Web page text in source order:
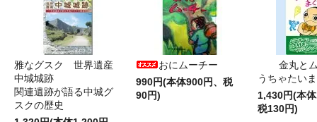
雅なグスク 世界遺産
中城城跡
関連遺跡が語る中城グ
スクの歴史
おにムーチー
990円(本体900円、税
90円)
金丸と
うちゃたい
1,430円(本
税130円)